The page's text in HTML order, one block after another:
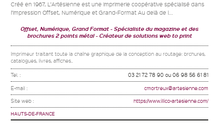
Créé en 1967, L’Artésienne est une imprimerie coopérative spécialisé dans
l’impression Offset, Numérique et Grand-Format Au delà de l...
Offset, Numérique, Grand Format
Spécialiste du magazine et des
brochures 2 points métal
Créateur de solutions web to print
Imprimeur traitant toute la chaîne graphique de la conception au routage: brchures,
catalogues, livres, affiches..
Tel. : 03 21 72 78 90 ou 06 98 56 61 81
E-mail : cmortreux@artesienne.com
Site web : https://www.illico-artesienne.com/
HAUTS-DE-FRANCE